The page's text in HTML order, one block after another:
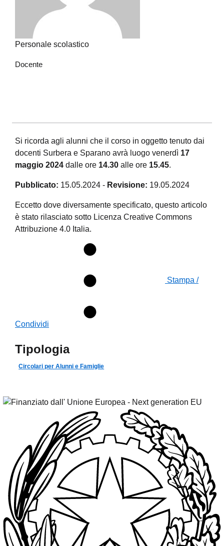
Personale scolastico
Docente
Si ricorda agli alunni che il corso in oggetto tenuto dai
docenti Surbera e Sparano avrà luogo venerdì 17
maggio 2024 dalle ore 14.30 alle ore 15.45.
Pubblicato: 15.05.2024 - Revisione: 19.05.2024
Eccetto dove diversamente specificato, questo articolo
è stato rilasciato sotto Licenza Creative Commons
Attribuzione 4.0 Italia.
Stampa /
Condividi
Tipologia
Circolari per Alunni e Famiglie